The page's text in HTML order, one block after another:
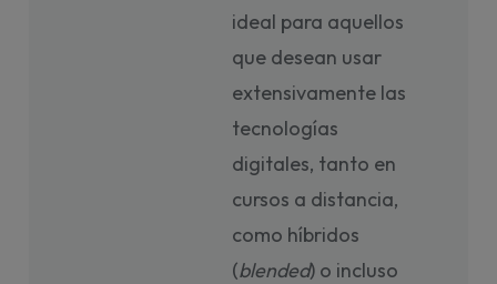
ideal para aquellos
que desean usar
extensivamente las
tecnologías
digitales, tanto en
cursos a distancia,
como híbridos
(blended) o incluso